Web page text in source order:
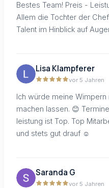
Bestes Team! Preis -
Allem die Tochter der
Talent im Hinblick auf
Lisa Klampferer
vor 5 Jahren
Ich würde meine
machen lassen. 😊
leistung ist Top. Top
und stets gut drauf ☺
Saranda G
vor 5 Jahren